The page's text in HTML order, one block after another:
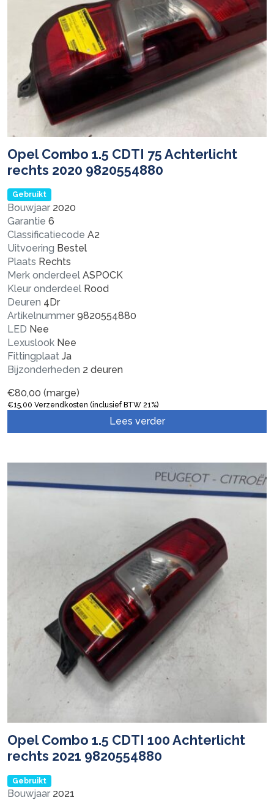
Opel Combo 1.5 CDTI 75 Achterlicht
rechts 2020 9820554880
Gebruikt
Bouwjaar 2020
Garantie 6
Classificatiecode A2
Uitvoering Bestel
Plaats Rechts
Merk onderdeel ASPOCK
Kleur onderdeel Rood
Deuren 4Dr
Artikelnummer 9820554880
LED Nee
Lexuslook Nee
Fittingplaat Ja
Bijzonderheden 2 deuren
€80,00 (marge)
€15,00 Verzendkosten (inclusief BTW 21%)
Lees verder
Opel Combo 1.5 CDTI 100 Achterlicht
rechts 2021 9820554880
Gebruikt
Bouwjaar 2021